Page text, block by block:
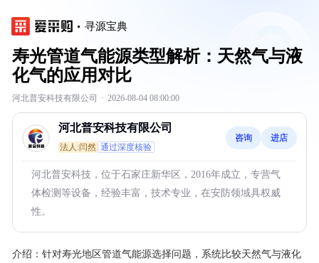
寻源宝典
寿光管道气能源类型解析：天然气与液
化气的应用对比
河北普安科技有限公司 · 2026-08-04 08:00:00
河北普安科技有限公司
法人:闫然 通过深度核验
咨询 进店
河北普安科技，位于石家庄新华区，2016年成立，专营气
体检测等设备，经验丰富，技术专业，在安防领域具权威
性。
介绍： 针对寿光地区管道气能源选择问题，系统比较天然气与液化